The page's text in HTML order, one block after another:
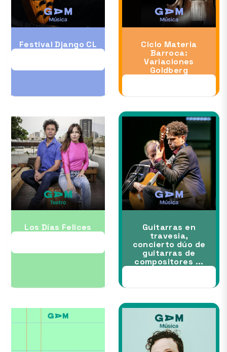
Festival Django CL
Ciclo Materia
Barroca:
Variaciones
Goldberg
Los Días Felices
Guitarras en
travesia,
concierto dúo de
guitarras de
compositores ...